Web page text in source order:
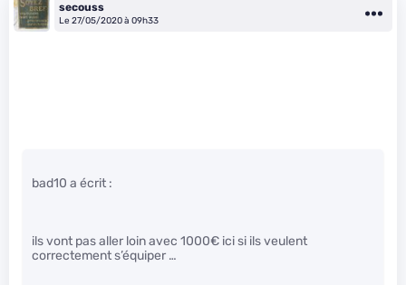
secouss
Le 27/05/2020 à 09h33
bad10 a écrit :
ils vont pas aller loin avec 1000€ ici si ils veulent
correctement s’équiper …